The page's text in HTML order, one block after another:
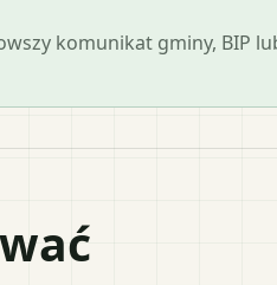
komunikat gminy, BIP